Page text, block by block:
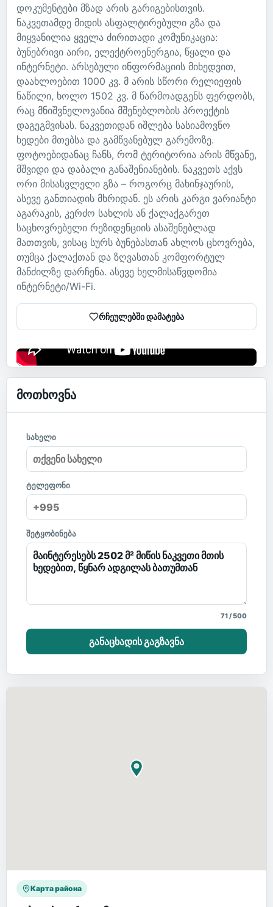
დოკუმენტები მზად არის გარიგებისთვის.
ნაკვეთამდე მიდის ასფალტირებული გზა და
მიყვანილია ყველა ძირითადი კომუნიკაცია:
ბუნებრივი აირი, ელექტროენერგია, წყალი და
ინტერნეტი. არსებული ინფორმაციის მიხედვით,
დაახლოებით 1000 კვ. მ არის სწორი რელიეფის
ნაწილი, ხოლო 1502 კვ. მ წარმოადგენს ფერდობს,
რაც მნიშვნელოვანია მშენებლობის პროექტის
დაგეგმვისას. ნაკვეთიდან იშლება სასიამოვნო
ხედები მთებსა და გამწვანებულ გარემოზე.
ფოტოებიდანაც ჩანს, რომ ტერიტორია არის მწვანე,
მშვიდი და დაბალი განაშენიანების. ნაკვეთს აქვს
ორი მისასვლელი გზა – როგორც მახინჯაურის,
ასევე განთიადის მხრიდან. ეს არის კარგი ვარიანტი
აგარაკის, კერძო სახლის ან ქალაქგარეთ
საცხოვრებელი რეზიდენციის ასაშენებლად
მათთვის, ვისაც სურს ბუნებასთან ახლოს ცხოვრება,
თუმცა ქალაქთან და ზღვასთან კომფორტულ
მანძილზე დარჩენა. ასევე ხელმისაწვდომია
ინტერნეტი/Wi-Fi.
რჩეულებში დამატება
მოთხოვნა
სახელი
ტელეფონი
შეტყობინება
71/500
განაცხადის გაგზავნა
Карта района